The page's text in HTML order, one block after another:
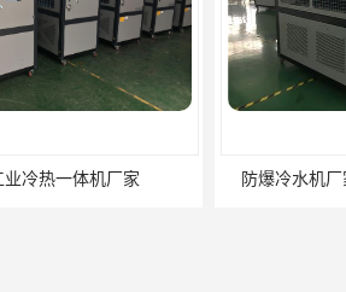
防爆冷水机厂家|欢迎来电咨询 防爆